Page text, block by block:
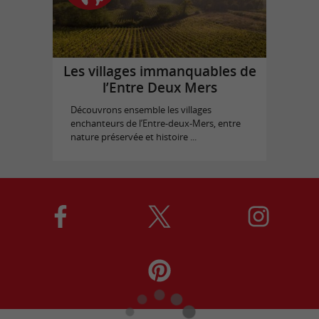
Les villages immanquables de
l’Entre Deux Mers
Découvrons ensemble les villages
enchanteurs de l’Entre-deux-Mers, entre
nature préservée et histoire ...